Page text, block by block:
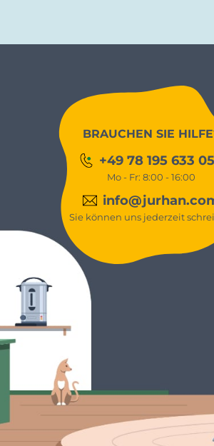
BRAUCHEN SIE
+49 78 195 633
Mo - Fr: 8:00 - 16:00
Sie können uns jederzeit